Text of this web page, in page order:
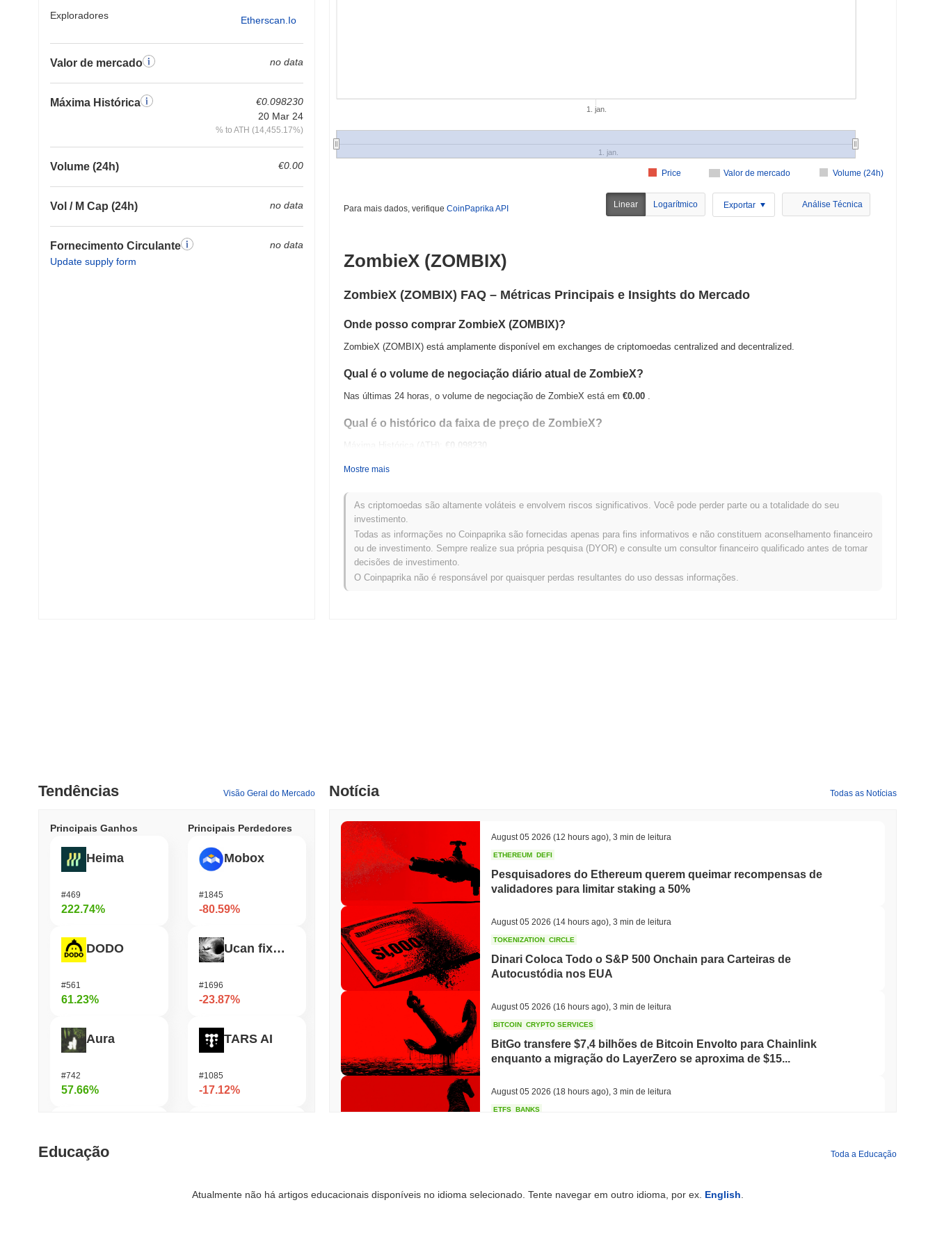
Exploradores Etherscan.io
Valor de mercado no data
Máxima Histórica
€0.098230
20 Mar 24
% to ATH (14,455.17%)
Volume (24h) €0.00
Vol / M Cap (24h) no data
Fornecimento Circulante
Update supply form
no data
Valor de mercado Volume (24h)
Price
1. jan.
1. jan.
Para mais dados, verifique CoinPaprika API Linear Logarítmico Exportar Análise Técnica
ZombieX (ZOMBIX)
ZombieX (ZOMBIX) FAQ – Métricas Principais e Insights do Mercado
Onde posso comprar ZombieX (ZOMBIX)?
ZombieX (ZOMBIX) está amplamente disponível em exchanges de criptomoedas centralized and decentralized.
Qual é o volume de negociação diário atual de ZombieX?
Nas últimas 24 horas, o volume de negociação de ZombieX está em €0.00 .
Qual é o histórico da faixa de preço de ZombieX?
Máxima Histórica (ATH):
€0.098230
Como ZombieX está se desempenhando em comparação com o mercado cripto mais amplo?
Nos últimos 7 dias, ZombieX ganhou0.00%, ficando abaixo do mercado cripto geral que registrou um ganho de0.80%. Isso indica
um atraso temporário na ação de preço de ZOMBIX em relação ao momentum do mercado mais amplo.
Mostre mais
As criptomoedas são altamente voláteis e envolvem riscos significativos. Você pode perder parte ou a totalidade do seu
investimento.
Todas as informações no Coinpaprika são fornecidas apenas para fins informativos e não constituem aconselhamento financeiro
ou de investimento. Sempre realize sua própria pesquisa (DYOR) e consulte um consultor financeiro qualificado antes de tomar
decisões de investimento.
O Coinpaprika não é responsável por quaisquer perdas resultantes do uso dessas informações.
Tendências Visão Geral do Mercado
Principais Ganhos
Heima
#469
222.74%
DODO
#561
61.23%
Aura
#742
57.66%
Principais Perdedores
Mobox
#1845
-80.59%
Ucan fix life in1day
#1696
-23.87%
TARS AI
#1085
-17.12%
Notícia Todas as Notícias
August 05 2026 (12 hours ago) 3 min de leitura
ETHEREUM DEFI
Pesquisadores do Ethereum querem queimar recompensas de
validadores para limitar staking a 50%
August 05 2026 (14 hours ago) 3 min de leitura
TOKENIZATION CIRCLE
Dinari Coloca Todo o S&P 500 Onchain para Carteiras de
Autocustódia nos EUA
August 05 2026 (16 hours ago) 3 min de leitura
BITCOIN CRYPTO SERVICES
BitGo transfere $7,4 bilhões de Bitcoin Envolto para Chainlink
enquanto a migração do LayerZero se aproxima de $15...
August 05 2026 (18 hours ago) 3 min de leitura
ETFS BANKS
ECONOMIC DATA WEB3
Educação Toda a Educação
Atualmente não há artigos educacionais disponíveis no idioma selecionado. Tente navegar em outro idioma, por ex. English